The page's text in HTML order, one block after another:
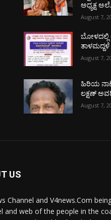
ಅಧ್ಯಕ್ಷ
August 7,
ಬೋಳದಲ್ಲಿ
ತಾಳಮದ್ದಳೆ
August 7,
ಹಿರಿಯ
ಲಕ್ಷಣ್
August 7,
US
Channel and V4news.Com
and web of the people in the